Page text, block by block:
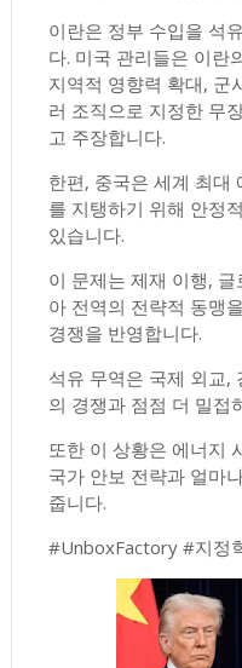
이란은 정부 수입을 석
다. 미국 관리들은 이란
지역적 영향력 확대, 군
러 조직으로 지정한 무
고 주장합니다.
한편, 중국은 세계 최대
를 지탱하기 위해 안정
있습니다.
이 문제는 제재 이행,
아 전역의 전략적 동맹
경쟁을 반영합니다.
석유 무역은 국제 외교,
의 경쟁과 점점 더 밀접
또한 이 상황은 에너지
국가 안보 전략과 얼마
줍니다.
#UnboxFactory #지정